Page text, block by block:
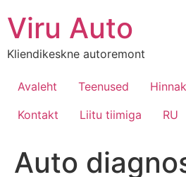
Viru Auto
Kliendikeskne autoremont
Avaleht Teenused
Kontakt
Liitu tiimiga RU
Auto